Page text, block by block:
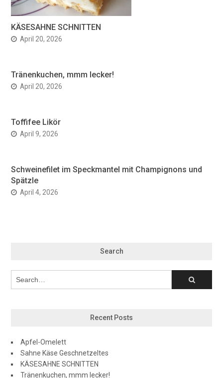
KÄSESAHNE SCHNITTEN
April 20, 2026
Tränenkuchen, mmm lecker!
April 20, 2026
Toffifee Likör
April 9, 2026
Schweinefilet im Speckmantel mit Champignons und
Spätzle
April 4, 2026
Search
Recent Posts
Apfel-Omelett
Sahne Käse Geschnetzeltes
KÄSESAHNE SCHNITTEN
Tränenkuchen, mmm lecker!